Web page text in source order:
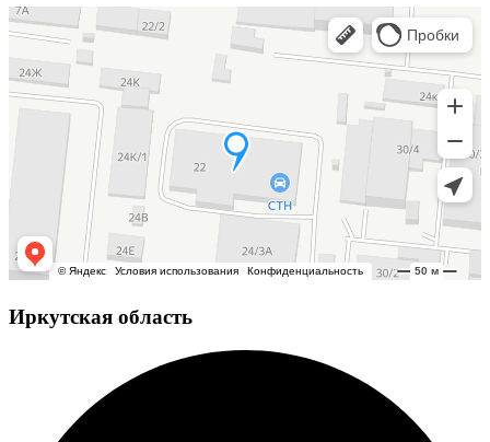
Иркутская область